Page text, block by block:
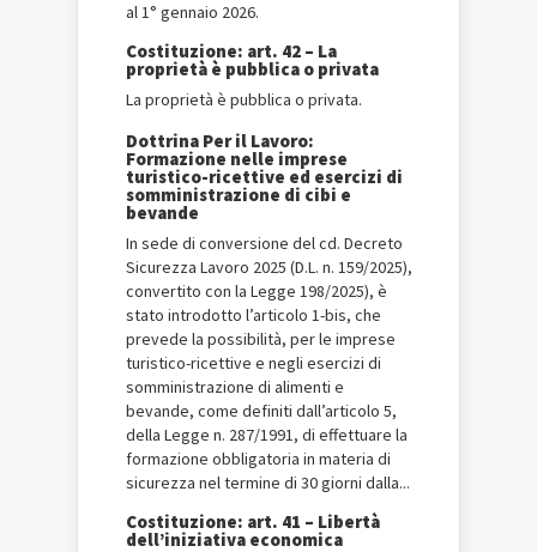
al 1° gennaio 2026.
Costituzione: art. 42 – La
proprietà è pubblica o privata
La proprietà è pubblica o privata.
Dottrina Per il Lavoro:
Formazione nelle imprese
turistico-ricettive ed esercizi di
somministrazione di cibi e
bevande
In sede di conversione del cd. Decreto
Sicurezza Lavoro 2025 (D.L. n. 159/2025),
convertito con la Legge 198/2025), è
stato introdotto l’articolo 1-bis, che
prevede la possibilità, per le imprese
turistico-ricettive e negli esercizi di
somministrazione di alimenti e
bevande, come definiti dall’articolo 5,
della Legge n. 287/1991, di effettuare la
formazione obbligatoria in materia di
sicurezza nel termine di 30 giorni dalla...
Costituzione: art. 41 – Libertà
dell’iniziativa economica